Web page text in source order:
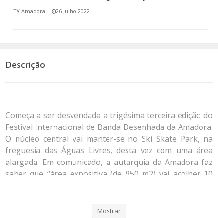
AMADORA LIGA À RESILIÊNCIA
ECOMOVE-TE
HISTÓRIAS DE ABRIL
TV Amadora 26 Julho 2022
Descrição
Começa a ser desvendada a trigésima terceira edição do
Festival Internacional de Banda Desenhada da Amadora.
O núcleo central vai manter-se no Ski Skate Park, na
freguesia das Águas Livres, desta vez com uma área
alargada. Em comunicado, a autarquia da Amadora faz
saber que “área expositiva (de 950 m2) vai acolher 10
inúmeros lançamentos, sessões de autógrafos,
Mostrar